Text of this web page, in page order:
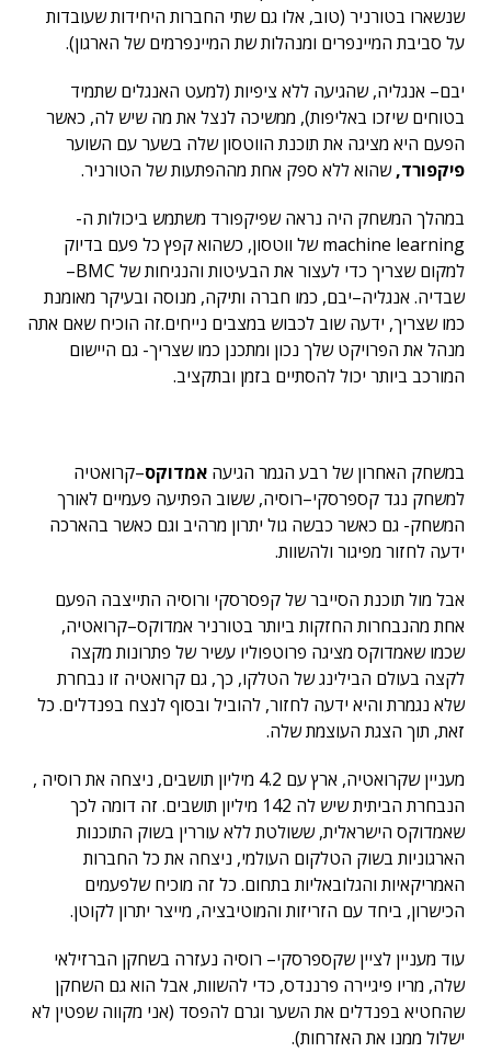
שנשארו בטורניר (טוב, אלו גם שתי החברות היחידות שעובדות
על סביבת המיינפרים ומנהלות שת המיינפרמים של הארגון).
יבם– אנגליה, שהגיעה ללא ציפיות (למעט האנגלים שתמיד
בטוחים שיזכו באליפות), ממשיכה לנצל את מה שיש לה, כאשר
הפעם היא מציגה את תוכנת הווטסון שלה בשער עם השוער
פיקפורד,שהוא ללא ספק אחת מההפתעות של הטורניר.
במהלך המשחק היה נראה שפיקפורד משתמש ביכולות ה-
machine learning של ווטסון, כשהוא קפץ כל פעם בדיוק
למקום שצריך כדי לעצור את הבעיטות והנגיחות של BMC–
שבדיה. אנגליה–יבם, כמו חברה ותיקה, מנוסה ובעיקר מאומנת
כמו שצריך, ידעה שוב לכבוש במצבים נייחים.זה הוכיח שאם אתה
מנהל את הפרויקט שלך נכון ומתכנן כמו שצריך- גם היישום
המורכב ביותר יכול להסתיים בזמן ובתקציב.
במשחק האחרון של רבע הגמר הגיעה אמדוקס–קרואטיה
למשחק נגד קספרסקי–רוסיה, ששוב הפתיעה פעמיים לאורך
המשחק- גם כאשר כבשה גול יתרון מרהיב וגם כאשר בהארכה
ידעה לחזור מפיגור ולהשוות.
אבל מול תוכנת הסייבר של קפסרסקי ורוסיה התייצבה הפעם
אחת מהנבחרות החזקות ביותר בטורניר אמדוקס–קרואטיה,
שכמו שאמדוקס מציגה פרוטפוליו עשיר של פתרונות מקצה
לקצה בעולם הבילינג של הטלקו, כך, גם קרואטיה זו נבחרת
שלא נגמרת והיא ידעה לחזור, להוביל ובסוף לנצח בפנדלים. כל
זאת, תוך הצגת העוצמת שלה.
מעניין שקרואטיה, ארץ עם 4.2 מיליון תושבים, ניצחה את רוסיה ,
הנבחרת הביתית שיש לה 142 מיליון תושבים. זה דומה לכך
שאמדוקס הישראלית, ששולטת ללא עוררין בשוק התוכנות
הארגוניות בשוק הטלקום העולמי, ניצחה את כל החברות
האמריקאיות והגלובאליות בתחום. כל זה מוכיח שלפעמים
הכישרון, ביחד עם הזריזות והמוטיבציה, מייצר יתרון לקוטן.
עוד מעניין לציין שקספרסקי– רוסיה נעזרה בשחקן הברזילאי
שלה, מריו פיגיירה פרננדס, כדי להשוות, אבל הוא גם השחקן
שהחטיא בפנדלים את השער וגרם להפסד (אני מקווה שפטין לא
ישלול ממנו את האזרחות).